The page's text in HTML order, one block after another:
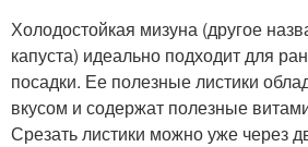
Холодостойкая мизуна (другое
капуста) идеально подходит для
посадки. Ее полезные листики
вкусом и содержат полезные
Срезать листики можно уже через